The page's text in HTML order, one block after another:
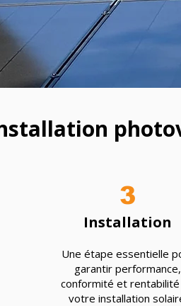
3
Installation
Une étape essentielle
garantir performance,
conformité et
votre installation